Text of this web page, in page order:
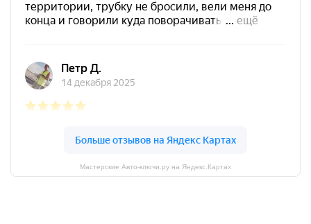
Мастерские Авто-ключи.ру на Яндекс.Картах